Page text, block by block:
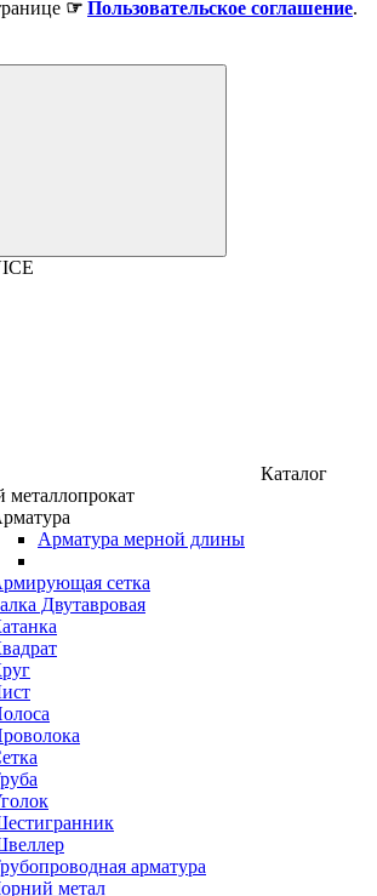
☞ Пользовательское соглашение.
Каталог
металлопрокат
Арматура мерной длины
сетка
Двутавровая
арматура
метал